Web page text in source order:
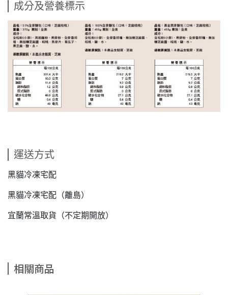
成分及營養標示
運送方式
黑貓冷凍宅配
黑貓冷凍宅配（離島）
宜蘭常溫取貨（不定期開放）
相關商品